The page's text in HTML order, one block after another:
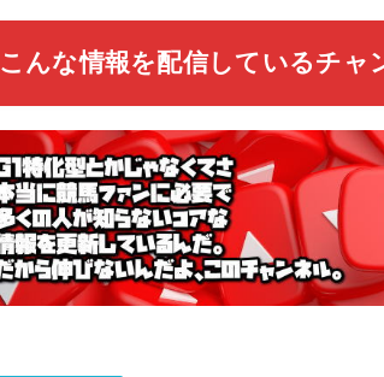
こんな情報を配信しているチャ